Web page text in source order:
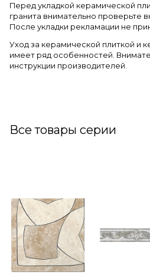
Перед укладкой керамической
гранита внимательно проверьте
После укладки рекламации не
Уход за керамической плиткой и
имеет ряд особенностей.
инструкции производителей.
Все товары серии